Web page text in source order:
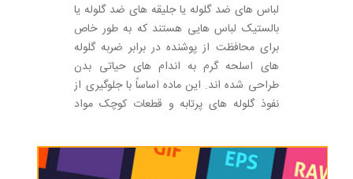
لباس های ضد گلوله یا جلیقه های ضد گلوله یا
بالستیک لباس هایی هستند که به طور خاص
برای محافظت از پوشنده در برابر ضربه گلوله
های اسلحه گرم به اندام های حیاتی بدن
طراحی شده اند. این ماده اساساً با جلوگیری از
نفوذ گلوله های پرتابه و قطعات کوچک مواد
ضربه گلوله های پرتابه و قطعات کوچک را جذب
کرده و کاهش می دهد. لباس ضد گلوله به طور